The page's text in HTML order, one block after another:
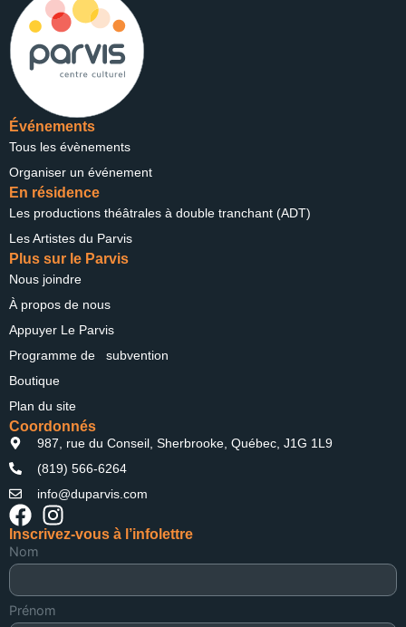
Coordonnés
987, rue du Conseil, Sherbrooke, Québec, J1G 1L9
(819) 566-6264
info@duparvis.com
Événements
Tous les évènements
Organiser un événement
En résidence
Les productions théâtrales à double tranchant (ADT)
Les Artistes du Parvis
Plus sur le Parvis
Nous joindre
À propos de nous
Appuyer Le Parvis
Programme de subvention
Boutique
Plan du site
Inscrivez-vous à l’infolettre
Nom
Prénom